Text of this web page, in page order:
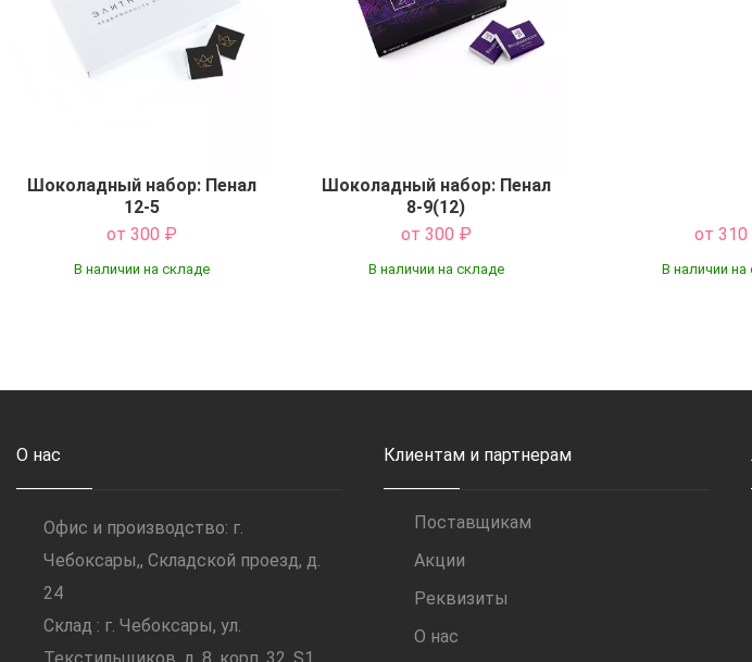
Шоколадный набор: Пенал
12-5
от 300 ₽
В наличии на складе
Шоколадный набор: Пенал
8-9(12)
от 300 ₽
В наличии на складе
от 310
В наличии на
О нас
Офис и производство: г.
Чебоксары,, Складской проезд, д.
24
Склад : г. Чебоксары, ул.
Клиентам и партнерам
Поставщикам
Акции
Реквизиты
О нас